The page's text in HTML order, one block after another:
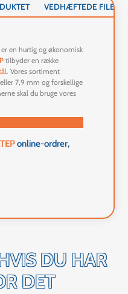
VEDHÆFTEDE FILER
er en hurtig og økonomisk
tilbyder en række
Vores sortiment
7,9 mm og forskellige
skal du bruge vores
online-ordrer,
DU HAR
DET